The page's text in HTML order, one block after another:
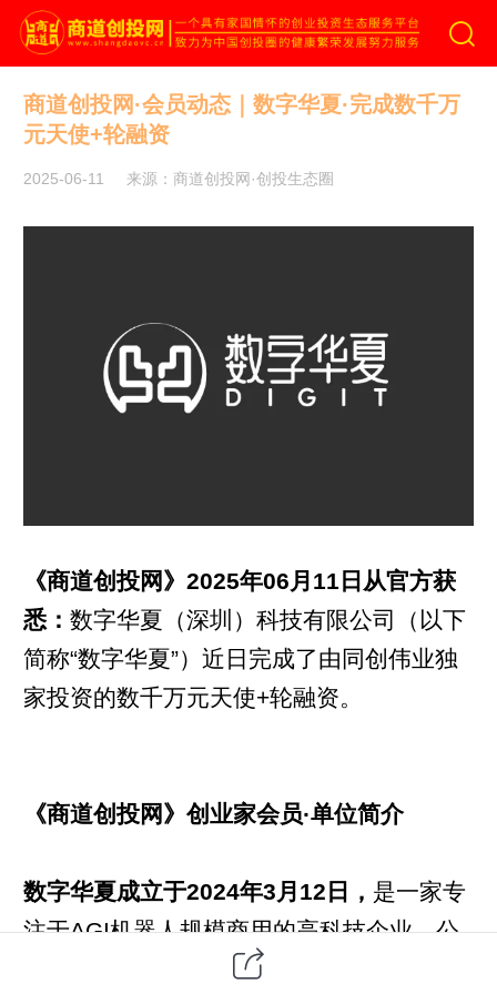
商道创投网
商道创投网·会员动态｜数字华夏·完成数千万
元天使+轮融资
2025-06-11 来源：商道创投网·创投生态圈
《商道创投网》2025年06月11日从官方获
悉： 数字华夏（深圳）科技有限公司（以下
简称“数字华夏”）近日完成了由同创伟业独
家投资的数千万元天使+轮融资。
《商道创投网》创业家会员·单位简介
数字华夏成立于2024年3月12日， 是一家专
注于AGI机器人规模商用的高科技企业。公
司以巨号®具身智能交互平台为核心，开发